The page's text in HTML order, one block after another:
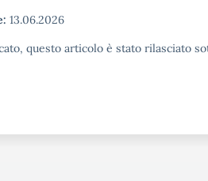
13.06.2026
questo articolo è stato rilasciato